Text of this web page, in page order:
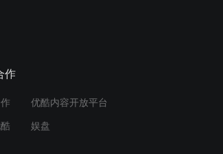
作
优酷内容开放平台
娱盘